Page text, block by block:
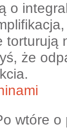
o
torturują
że
wtóre